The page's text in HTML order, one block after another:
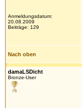
Anmeldungsdatum:
20.08.2009
Beiträge: 129
Nach oben
damaLSDicht
Bronze-User